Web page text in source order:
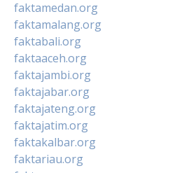
faktamedan.org
faktamalang.org
faktabali.org
faktaaceh.org
faktajambi.org
faktajabar.org
faktajateng.org
faktajatim.org
faktakalbar.org
faktariau.org